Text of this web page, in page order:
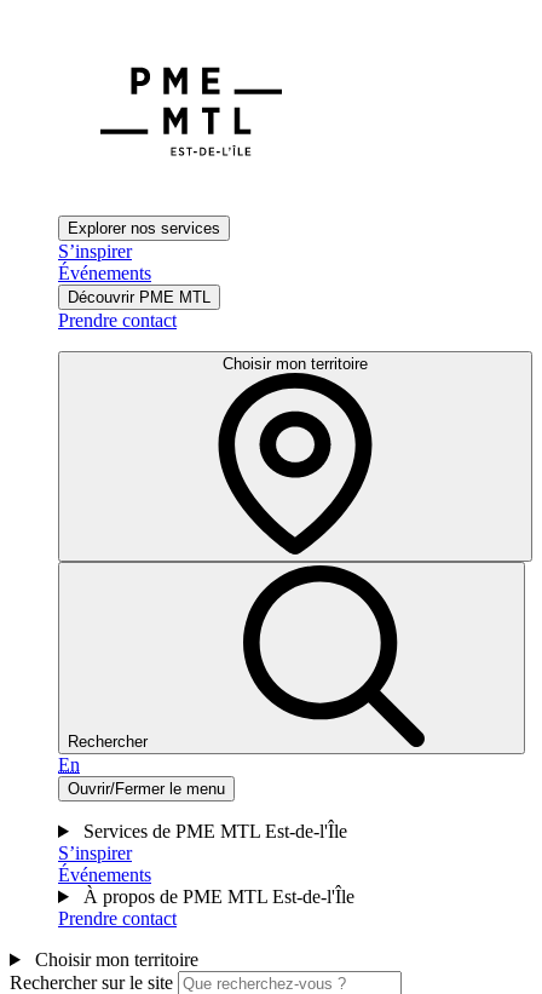
Explorer nos services
S’inspirer
Événements
Découvrir PME MTL
Prendre contact
Choisir mon territoire
Rechercher
En
Ouvrir/Fermer le menu
Services de PME MTL Est-de-l'Île
S’inspirer
Événements
À propos de PME MTL Est-de-l'Île
Prendre contact
Choisir mon territoire
Rechercher sur le site